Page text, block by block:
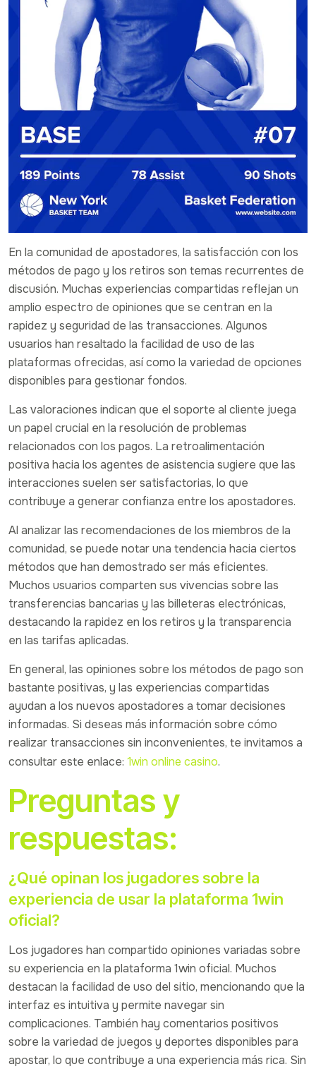
En la comunidad de apostadores, la satisfacción con los
métodos de pago y los retiros son temas recurrentes de
discusión. Muchas experiencias compartidas reflejan un
amplio espectro de opiniones que se centran en la
rapidez y seguridad de las transacciones. Algunos
usuarios han resaltado la facilidad de uso de las
plataformas ofrecidas, así como la variedad de opciones
disponibles para gestionar fondos.
Las valoraciones indican que el soporte al cliente juega
un papel crucial en la resolución de problemas
relacionados con los pagos. La retroalimentación
positiva hacia los agentes de asistencia sugiere que las
interacciones suelen ser satisfactorias, lo que
contribuye a generar confianza entre los apostadores.
Al analizar las recomendaciones de los miembros de la
comunidad, se puede notar una tendencia hacia ciertos
métodos que han demostrado ser más eficientes.
Muchos usuarios comparten sus vivencias sobre las
transferencias bancarias y las billeteras electrónicas,
destacando la rapidez en los retiros y la transparencia
en las tarifas aplicadas.
En general, las opiniones sobre los métodos de pago son
bastante positivas, y las experiencias compartidas
ayudan a los nuevos apostadores a tomar decisiones
informadas. Si deseas más información sobre cómo
realizar transacciones sin inconvenientes, te invitamos a
consultar este enlace:1win online casino.
Preguntas y
respuestas:
¿Qué opinan los jugadores sobre la
experiencia de usar la plataforma 1win
oficial?
Los jugadores han compartido opiniones variadas sobre
su experiencia en la plataforma 1win oficial. Muchos
destacan la facilidad de uso del sitio, mencionando que la
interfaz es intuitiva y permite navegar sin
complicaciones. También hay comentarios positivos
sobre la variedad de juegos y deportes disponibles para
apostar, lo que contribuye a una experiencia más rica. Sin